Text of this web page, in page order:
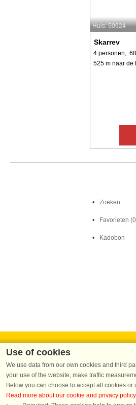
Huis: 50924
Skarrev
4 personen, 68
525 m naar de
Zoeken
Favorieten
Kadobon
Use of cookies
We use data from our own cookies and third
your use of the website, make traffic
Below you can choose to accept all cookies
Read more about our cookie and privacy policy